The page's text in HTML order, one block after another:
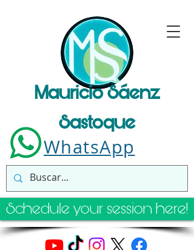
Mauricio Sáenz
Sastoque
WhatsApp
Schedule your session here!